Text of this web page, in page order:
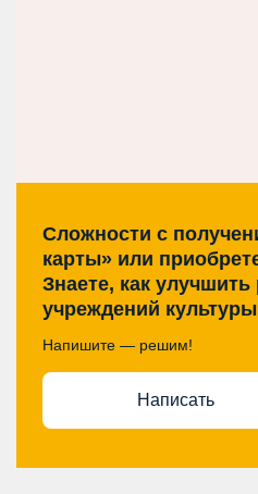
Сложности с
карты» или
Знаете, как улучшить
учреждений
Напишите — решим!
Написать